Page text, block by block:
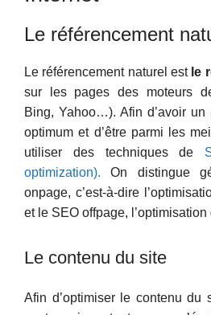
Le référencement
Le référencement naturel est le
sur les pages des moteurs
Bing, Yahoo…). Afin d’avoir un
optimum et d’être parmi les
utiliser des techniques de
optimization). On distingue
onpage, c’est-à-dire
et le SEO offpage,
Le contenu du site
Afin d’optimiser le contenu du